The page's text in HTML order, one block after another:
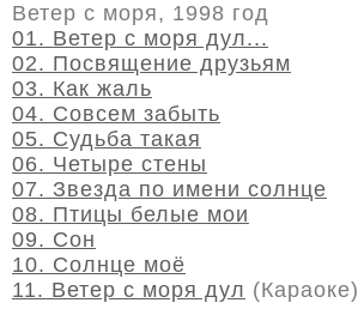
Ветер с моря, 1998 год
01. Ветер с моря дул...
02. Посвящение друзьям
03. Как жаль
04. Совсем забыть
05. Судьба такая
06. Четыре стены
07. Звезда по имени солнце
08. Птицы белые мои
09. Сон
10. Солнце моё
11. Ветер с моря дул (Караоке)